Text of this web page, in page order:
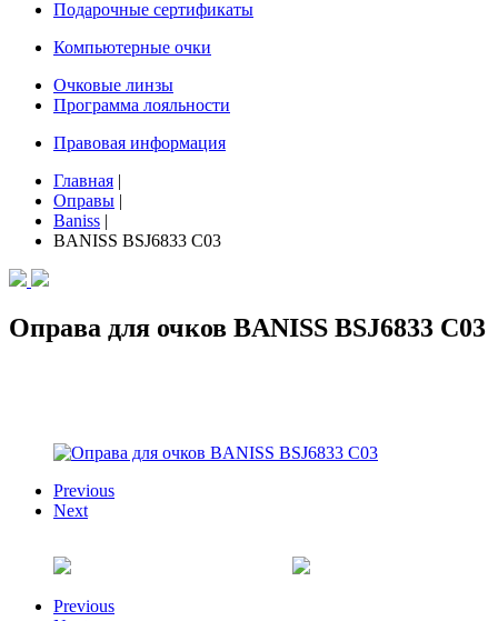
Подарочные сертификаты
Компьютерные очки
Очковые линзы
Программа лояльности
Правовая информация
Главная |
Оправы |
Baniss |
BANISS BSJ6833 C03
Оправа для очков BANISS BSJ6833 C03
Previous
Next
Previous